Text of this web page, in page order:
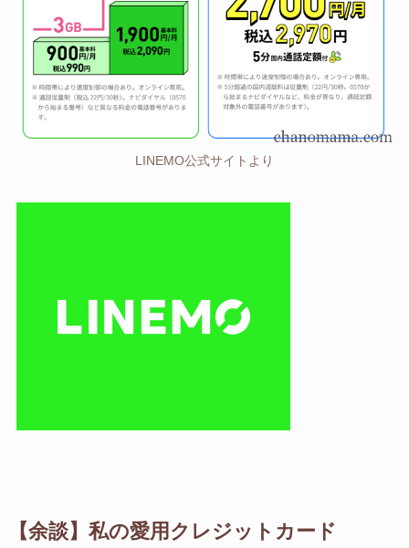
LINEMO公式サイトより
【余談】私の愛用クレジットカード